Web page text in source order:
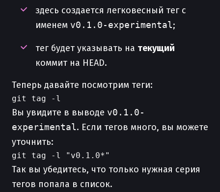
здесь создается легковесный тег с
именем v0.1.0-experimental;
тег будет указывать на текущий
коммит на HEAD.
Теперь давайте посмотрим теги:
Вы увидите в выводе v0.1.0-
experimental. Если тегов много, вы можете
уточнить:
Так вы убедитесь, что только нужная серия
тегов попала в список.